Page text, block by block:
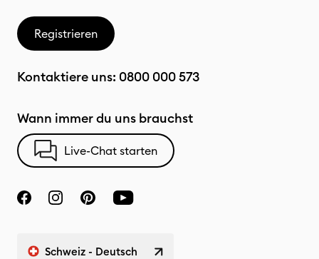
Registrieren
Kontaktiere uns: 0800 000 573
Wann immer du uns brauchst
Live-Chat starten
Schweiz - Deutsch